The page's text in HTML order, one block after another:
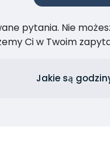
pytania. Nie
Ci w Twoim
Jakie są